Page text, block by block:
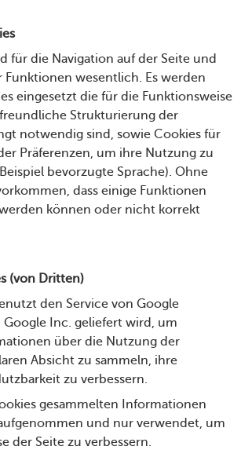
für die Navigation auf der Seite und
wesentlich. Es werden
eingesetzt die für die Funktionsweise
Strukturierung der
notwendig sind, sowie Cookies für
Präferenzen, um ihre Nutzung zu
bevorzugte Sprache). Ohne
dass einige Funktionen
können oder nicht korrekt
(von Dritten)
den Service von Google
Google Inc. geliefert wird, um
über die Nutzung der
Absicht zu sammeln, ihre
zu verbessern.
gesammelten Informationen
und nur verwendet, um
der Seite zu verbessern.